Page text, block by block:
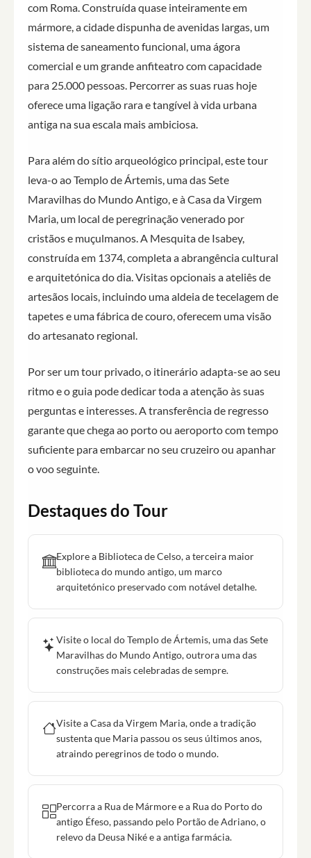
com Roma. Construída quase inteiramente em
mármore, a cidade dispunha de avenidas largas, um
sistema de saneamento funcional, uma ágora
comercial e um grande anfiteatro com capacidade
para 25.000 pessoas. Percorrer as suas ruas hoje
oferece uma ligação rara e tangível à vida urbana
antiga na sua escala mais ambiciosa.
Para além do sítio arqueológico principal, este tour
leva-o ao Templo de Ártemis, uma das Sete
Maravilhas do Mundo Antigo, e à Casa da Virgem
Maria, um local de peregrinação venerado por
cristãos e muçulmanos. A Mesquita de Isabey,
construída em 1374, completa a abrangência cultural
e arquitetónica do dia. Visitas opcionais a ateliês de
artesãos locais, incluindo uma aldeia de tecelagem de
tapetes e uma fábrica de couro, oferecem uma visão
do artesanato regional.
Por ser um tour privado, o itinerário adapta-se ao seu
ritmo e o guia pode dedicar toda a atenção às suas
perguntas e interesses. A transferência de regresso
garante que chega ao porto ou aeroporto com tempo
suficiente para embarcar no seu cruzeiro ou apanhar
o voo seguinte.
Destaques do Tour
Explore a Biblioteca de Celso, a terceira maior
biblioteca do mundo antigo, um marco
arquitetónico preservado com notável detalhe.
Visite o local do Templo de Ártemis, uma das Sete
Maravilhas do Mundo Antigo, outrora uma das
construções mais celebradas de sempre.
Visite a Casa da Virgem Maria, onde a tradição
sustenta que Maria passou os seus últimos anos,
atraindo peregrinos de todo o mundo.
Percorra a Rua de Mármore e a Rua do Porto do
antigo Éfeso, passando pelo Portão de Adriano, o
relevo da Deusa Niké e a antiga farmácia.